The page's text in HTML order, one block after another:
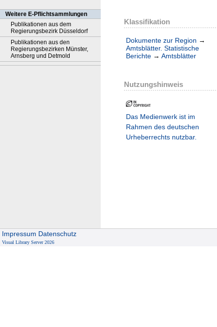
Weitere E-Pflichtsammlungen
Publikationen aus dem
Regierungsbezirk Düsseldorf
Publikationen aus den
Regierungsbezirken Münster,
Arnsberg und Detmold
Klassifikation
Dokumente zur Region →
Amtsblätter. Statistische
Berichte → Amtsblätter
Nutzungshinweis
Das Medienwerk ist im
Rahmen des deutschen
Urheberrechts nutzbar.
Impressum Datenschutz
Visual Library Server 2026